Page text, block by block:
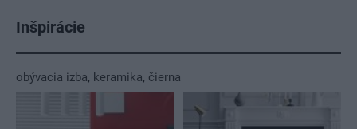
Inšpirácie
obývacia izba, keramika, čierna